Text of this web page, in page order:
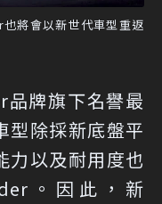
將會以新世代車型重返
牌旗下名譽最
型除採新底盤平
力以及耐用度也
。因此，新